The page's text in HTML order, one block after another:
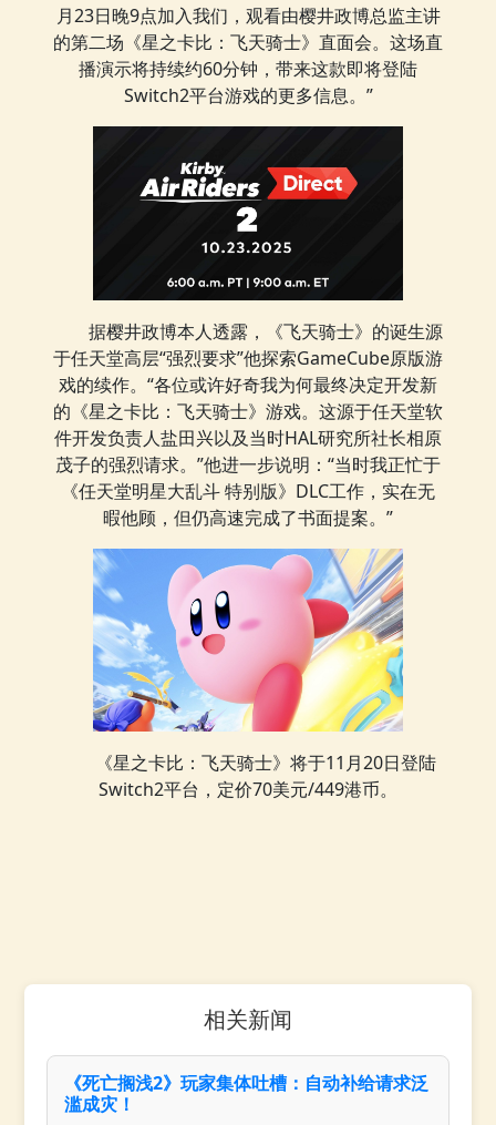
月23日晚9点加入我们，观看由樱井政博总监主讲
的第二场《星之卡比：飞天骑士》直面会。这场直
播演示将持续约60分钟，带来这款即将登陆
Switch2平台游戏的更多信息。”
据樱井政博本人透露，《飞天骑士》的诞生源
于任天堂高层“强烈要求”他探索GameCube原版游
戏的续作。“各位或许好奇我为何最终决定开发新
的《星之卡比：飞天骑士》游戏。这源于任天堂软
件开发负责人盐田兴以及当时HAL研究所社长相原
茂子的强烈请求。”他进一步说明：“当时我正忙于
《任天堂明星大乱斗 特别版》DLC工作，实在无
暇他顾，但仍高速完成了书面提案。”
《星之卡比：飞天骑士》将于11月20日登陆
Switch2平台，定价70美元/449港币。
相关新闻
《死亡搁浅2》玩家集体吐槽：自动补给请求泛
滥成灾！